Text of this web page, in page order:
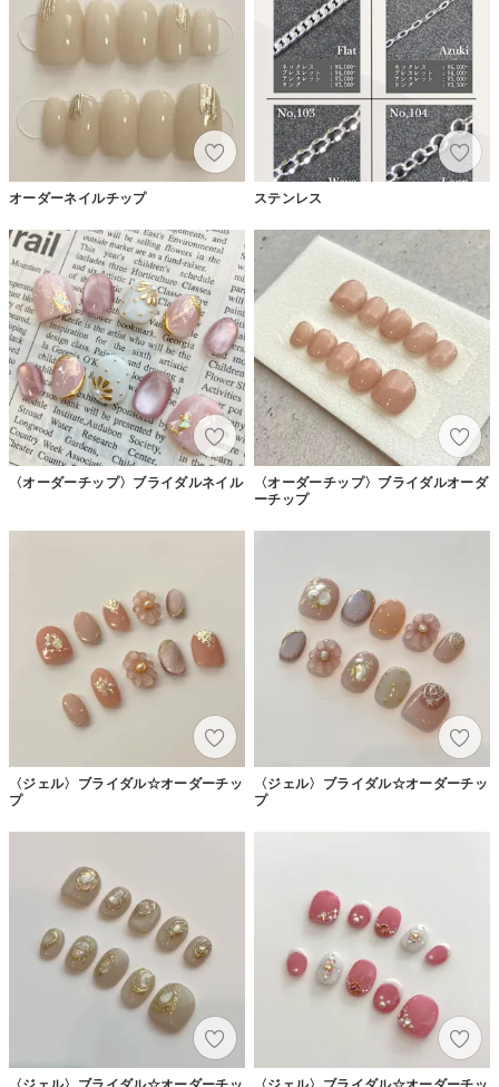
オーダーネイルチップ ステンレス
〈オーダーチップ〉ブライダルネイル
〈オーダーチップ〉ブライダルオーダ
ーチップ
〈ジェル〉ブライダル☆オーダーチッ
プ
〈ジェル〉ブライダル☆オーダーチッ
プ